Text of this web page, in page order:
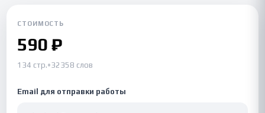
СТОИМОСТЬ
590 ₽
134 стр.•32358 слов
Email для отправки работы